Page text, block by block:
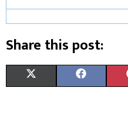
Share this post: